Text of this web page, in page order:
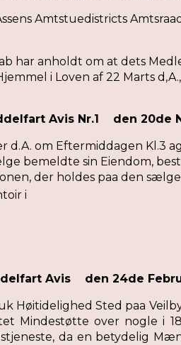
Amtstuedistricts
har anholdt om at dets
i Loven af 22 Marts
Avis Nr.1 den 20de
d.A. om Eftermiddagen Kl.3
bemeldte sin Eiendom,
der holdes paa den
i
Avis den 24de
Høitidelighed Sted paa
Mindestøtte over nogle i
da en betydelig